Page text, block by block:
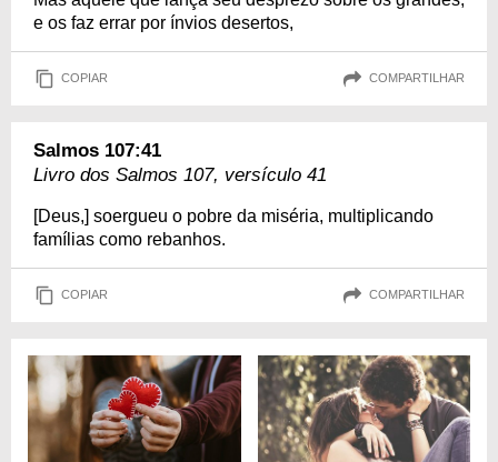
e os faz errar por ínvios desertos,
COPIAR COMPARTILHAR
Salmos 107:41
Livro dos Salmos 107, versículo 41
[Deus,] soergueu o pobre da miséria, multiplicando
famílias como rebanhos.
COPIAR COMPARTILHAR